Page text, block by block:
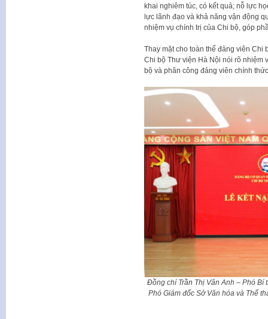
khai nghiêm túc, có kết quả; nỗ lực
lực lãnh đạo và khả năng vận động
nhiệm vụ chính trị của Chi bộ, góp
Thay mặt cho toàn thể đảng viên Chi
Chi bộ Thư viện Hà Nội nói rõ nhiệm
bộ và phân công đảng viên chính
Đồng chí Trần Thị Vân Anh – Phó
Phó Giám đốc Sở Văn hóa và Thể